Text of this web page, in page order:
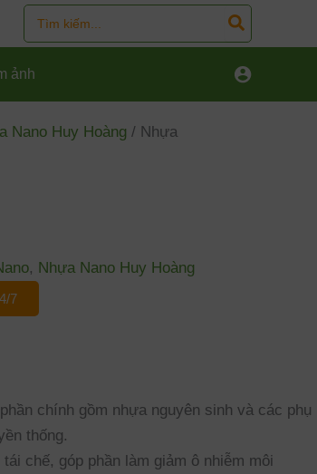
for:
ảnh
Nano Huy Hoàng / Nhựa
, Nhựa Nano Huy Hoàng
7
chính gồm nhựa nguyên sinh và các phụ
thống.
chế, góp phần làm giảm ô nhiễm môi